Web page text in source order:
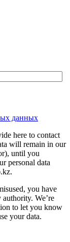
данных
here to contact
will remain in our
until you
personal data
you have
We’re
to let you know
your data.